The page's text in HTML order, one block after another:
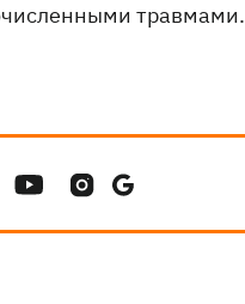
травмами.